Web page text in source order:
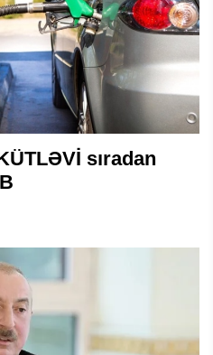
sıradan